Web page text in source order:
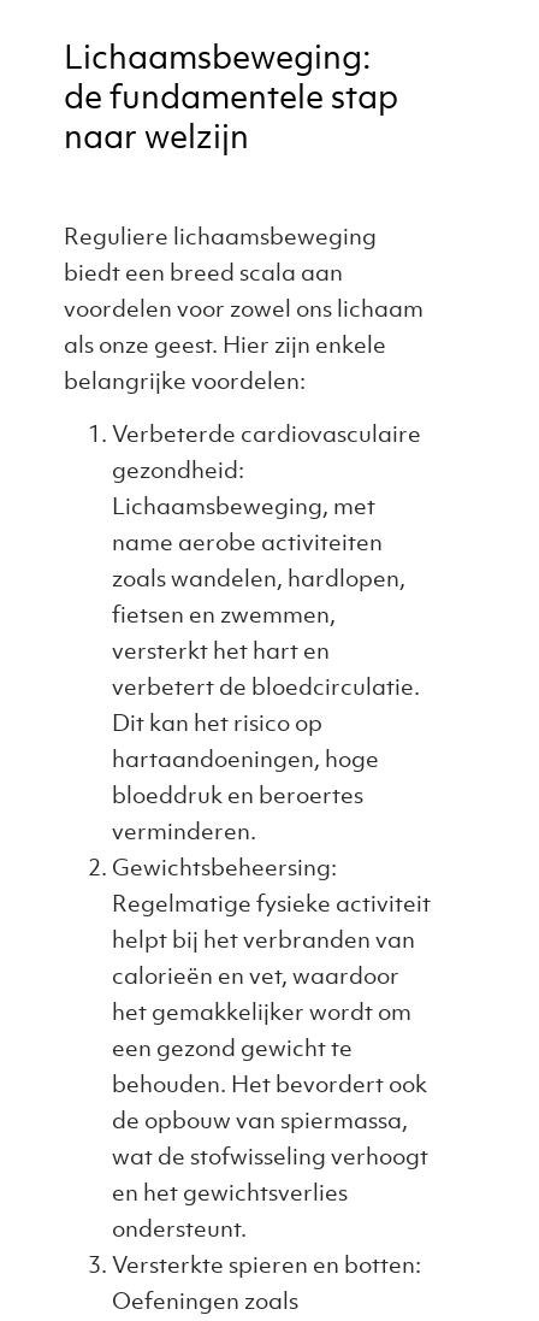
Lichaamsbeweging:
de fundamentele stap
naar welzijn
Reguliere lichaamsbeweging
biedt een breed scala aan
voordelen voor zowel ons lichaam
als onze geest. Hier zijn enkele
belangrijke voordelen:
Verbeterde cardiovasculaire
gezondheid:
Lichaamsbeweging, met
name aerobe activiteiten
zoals wandelen, hardlopen,
fietsen en zwemmen,
versterkt het hart en
verbetert de bloedcirculatie.
Dit kan het risico op
hartaandoeningen, hoge
bloeddruk en beroertes
verminderen.
Gewichtsbeheersing:
Regelmatige fysieke activiteit
helpt bij het verbranden van
calorieën en vet, waardoor
het gemakkelijker wordt om
een gezond gewicht te
behouden. Het bevordert ook
de opbouw van spiermassa,
wat de stofwisseling verhoogt
en het gewichtsverlies
ondersteunt.
Versterkte spieren en botten:
Oefeningen zoals